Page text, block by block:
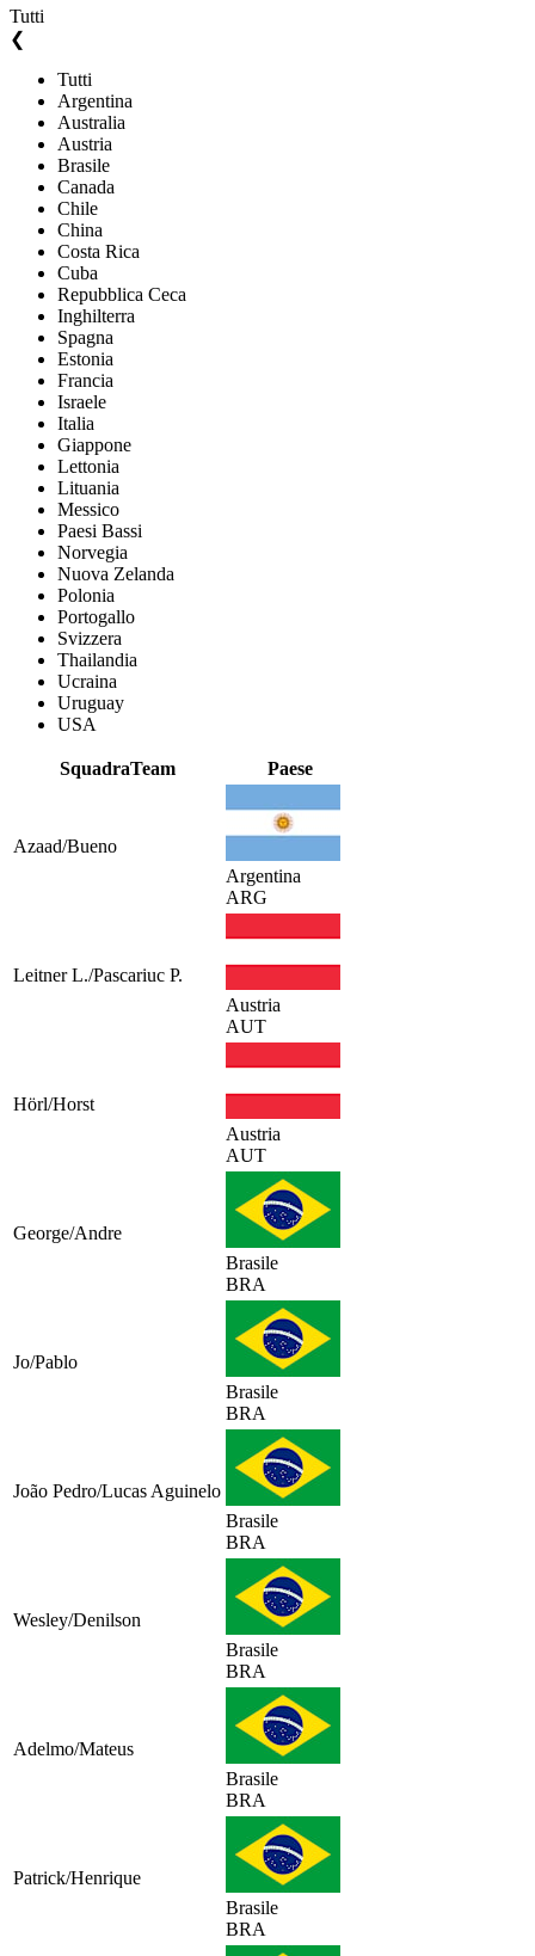
Tutti
❮
Tutti
Argentina
Australia
Austria
Brasile
Canada
Chile
China
Costa Rica
Cuba
Repubblica Ceca
Inghilterra
Spagna
Estonia
Francia
Israele
Italia
Giappone
Lettonia
Lituania
Messico
Paesi Bassi
Norvegia
Nuova Zelanda
Polonia
Portogallo
Svizzera
Thailandia
Ucraina
Uruguay
USA
SquadraTeam Paese
Azaad/Bueno
Argentina
ARG
Leitner L./Pascariuc P.
Austria
AUT
Hörl/Horst
Austria
AUT
George/Andre
Brasile
BRA
Jo/Pablo
Brasile
BRA
João Pedro/Lucas Aguinelo
Brasile
BRA
Wesley/Denilson
Brasile
BRA
Adelmo/Mateus
Brasile
BRA
Patrick/Henrique
Brasile
BRA